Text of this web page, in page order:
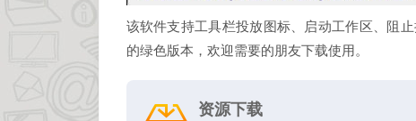
该软件支持工具栏投放图标、启动工作区、阻
的绿色版本，欢迎需要的朋友下载使用。
资源下载